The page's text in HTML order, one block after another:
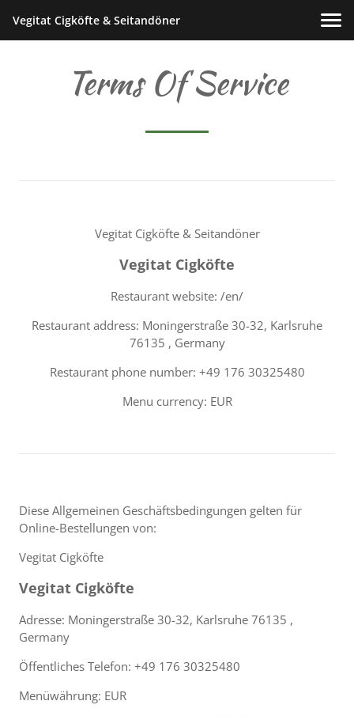
Vegitat Cigköfte & Seitandöner
Terms Of Service
Vegitat Cigköfte & Seitandöner
Vegitat Cigköfte
Restaurant website: /en/
Restaurant address: Moningerstraße 30-32, Karlsruhe
76135 , Germany
Restaurant phone number: +49 176 30325480
Menu currency: EUR
Diese Allgemeinen Geschäftsbedingungen gelten für
Online-Bestellungen von:
Vegitat Cigköfte
Vegitat Cigköfte
Adresse: Moningerstraße 30-32, Karlsruhe 76135 ,
Germany
Öffentliches Telefon: +49 176 30325480
Menüwährung: EUR